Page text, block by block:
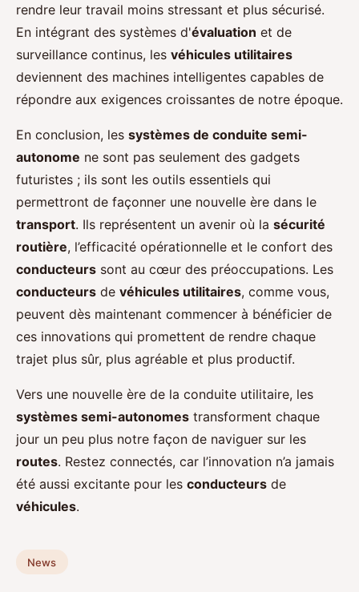
rendre leur travail moins stressant et plus sécurisé.
En intégrant des systèmes d'évaluation et de
surveillance continus, les véhicules utilitaires
deviennent des machines intelligentes capables de
répondre aux exigences croissantes de notre époque.
En conclusion, les systèmes de conduite semi-
autonome ne sont pas seulement des gadgets
futuristes ; ils sont les outils essentiels qui
permettront de façonner une nouvelle ère dans le
transport. Ils représentent un avenir où la sécurité
routière, l’efficacité opérationnelle et le confort des
conducteurs sont au cœur des préoccupations. Les
conducteurs de véhicules utilitaires, comme vous,
peuvent dès maintenant commencer à bénéficier de
ces innovations qui promettent de rendre chaque
trajet plus sûr, plus agréable et plus productif.
Vers une nouvelle ère de la conduite utilitaire, les
systèmes semi-autonomes transforment chaque
jour un peu plus notre façon de naviguer sur les
routes. Restez connectés, car l’innovation n’a jamais
été aussi excitante pour les conducteurs de
véhicules.
News